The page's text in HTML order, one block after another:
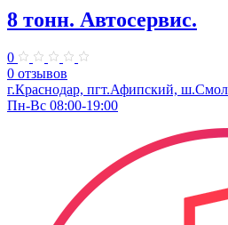
8 тонн. Автосервис.
0
0 отзывов
г.Краснодар, пгт.Афипский,
Пн-Вс 08:00-19:00